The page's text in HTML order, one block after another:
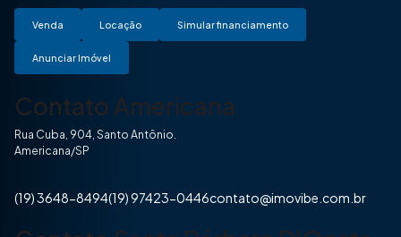
Venda Locação Simular financiamento
Anunciar Imóvel
Contato Americana
Rua Cuba, 904, Santo Antônio.
Americana/SP
(19) 3648-8494(19) 97423-0446contato@imovibe.com.br